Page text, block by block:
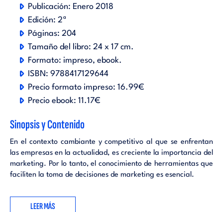
Publicación: Enero 2018
Edición: 2ª
Páginas: 204
Tamaño del libro: 24 x 17 cm.
Formato: impreso ebook.
ISBN: 9788417129644
Precio formato impreso: 16.99€
Precio ebook: 11.17€
Sinopsis y Contenido
En el contexto cambiante y competitivo al que se enfrentan
las empresas en la actualidad, es creciente la importancia del
marketing. Por lo tanto, el conocimiento de herramientas que
faciliten la toma de decisiones de marketing es esencial.
Este manual ha sido concebido principalmente para que se
convierta en un instrumento didáctico y útil para profesores y
LEER MÁS